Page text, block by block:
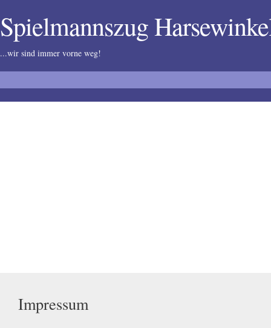
Spielmannszug
...wir sind immer vorne weg!
Impressum